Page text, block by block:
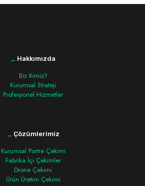
_ Hakkımızda
Biz Kimiz?
Kurumsal Strateji
Profesyonel Hizmetler
_ Çözümlerimiz
Kurumsal Portre Çekimi
Fabrika İçi Çekimler
Drone Çekimi
Ürün Üretim Çekimi